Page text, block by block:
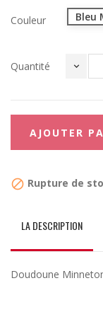
Couleur Bleu
Quantité
AJOUTER
 Rupture de
LA DESCRIPTION
Doudoune